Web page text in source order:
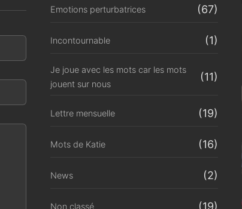
Emotions perturbatrices (67)
Incontournable (1)
Je joue avec les mots car les mots
jouent sur nous
(11)
Lettre mensuelle (19)
Mots de Katie (16)
News (2)
Non classé